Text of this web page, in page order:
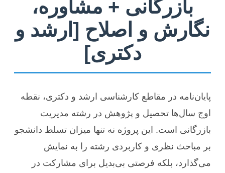
بازرگانی + مشاوره،
نگارش و اصلاح [ارشد و
دکتری]
پایان‌نامه در مقاطع کارشناسی ارشد و دکتری، نقطه
اوج سال‌ها تحصیل و پژوهش در رشته مدیریت
بازرگانی است. این پروژه نه تنها میزان تسلط دانشجو
بر مباحث نظری و کاربردی رشته را به نمایش
می‌گذارد، بلکه فرصتی بی‌بدیل برای مشارکت در